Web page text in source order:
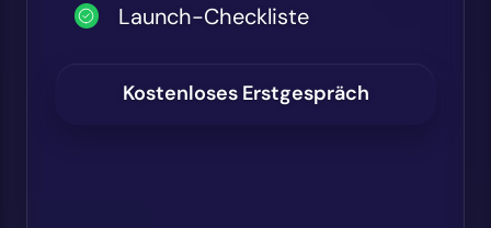
Launch-Checkliste
Kostenloses Erstgespräch